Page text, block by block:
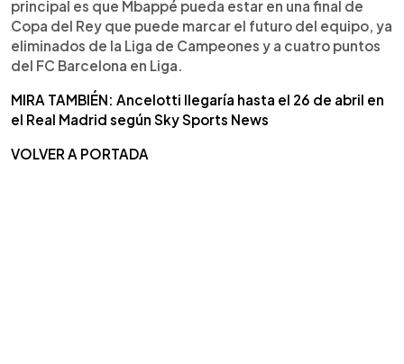
principal es que Mbappé pueda estar en una final de
Copa del Rey que puede marcar el futuro del equipo, ya
eliminados de la Liga de Campeones y a cuatro puntos
del FC Barcelona en Liga.
MIRA TAMBIÉN: Ancelotti llegaría hasta el 26 de abril en
el Real Madrid según Sky Sports News
VOLVER A PORTADA